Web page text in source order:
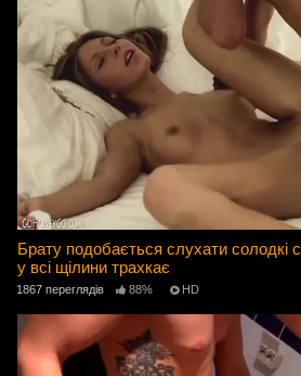
Брату подобається слухати солодкі
у всі щілини трахкає
1867 переглядів 88% HD